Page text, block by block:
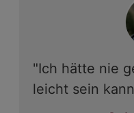
"Ich hätte nie
leicht sein